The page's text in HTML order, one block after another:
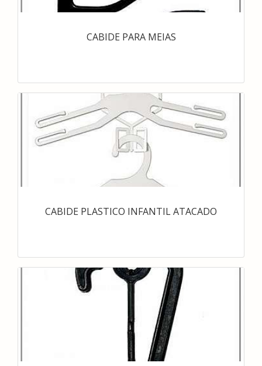
CABIDE PARA MEIAS
CABIDE PLASTICO INFANTIL ATACADO